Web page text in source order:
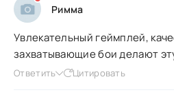
Римма
Увлекательный геймплей,
захватывающие бои делают
Ответить Цитировать